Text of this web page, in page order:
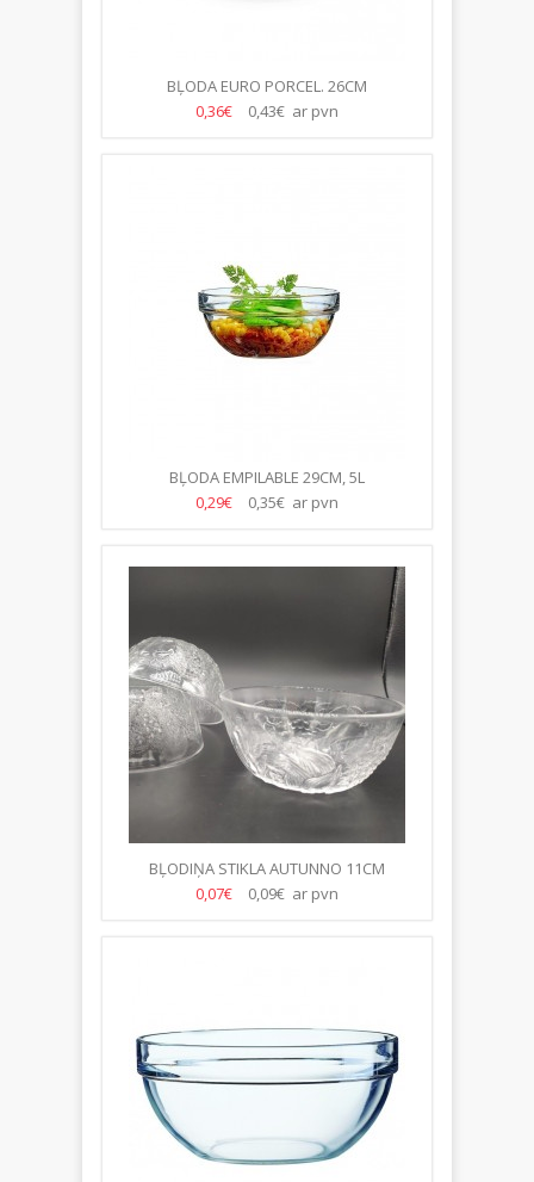
BĻODA EURO PORCEL. 26CM
0,36€
0,43€ ar pvn
BĻODA EMPILABLE 29CM, 5L
0,29€
0,35€ ar pvn
BĻODIŅA STIKLA AUTUNNO 11CM
0,07€
0,09€ ar pvn